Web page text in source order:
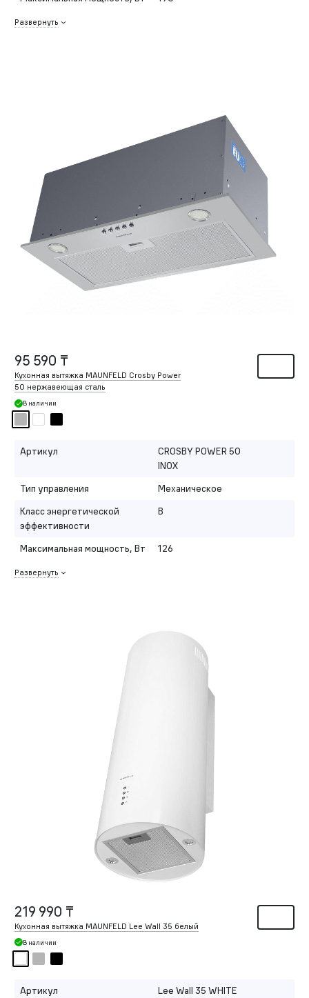
Развернуть
95 590 ₸
Кухонная вытяжка MAUNFELD Crosby Power
50 нержавеющая сталь
В наличии
Артикул
CROSBY POWER 50
INOX
Тип управления
Механическое
Класс энергетической
эффективности
B
Максимальная мощность, Вт 126
Развернуть
219 990 ₸
Кухонная вытяжка MAUNFELD Lee Wall 35 белый
В наличии
Артикул
Lee Wall 35 WHITE